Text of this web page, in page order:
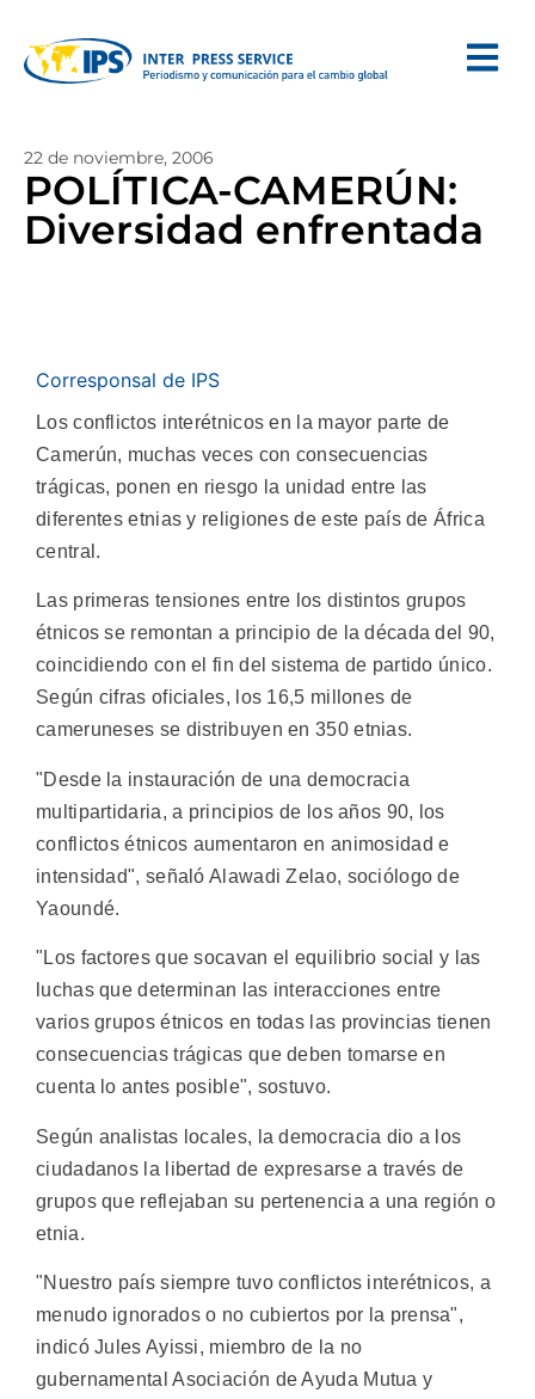
22 de noviembre, 2006
POLÍTICA-CAMERÚN:
Diversidad enfrentada
Corresponsal de IPS
Los conflictos interétnicos en la mayor parte de
Camerún, muchas veces con consecuencias
trágicas, ponen en riesgo la unidad entre las
diferentes etnias y religiones de este país de África
central.
Las primeras tensiones entre los distintos grupos
étnicos se remontan a principio de la década del 90,
coincidiendo con el fin del sistema de partido único.
Según cifras oficiales, los 16,5 millones de
cameruneses se distribuyen en 350 etnias.
"Desde la instauración de una democracia
multipartidaria, a principios de los años 90, los
conflictos étnicos aumentaron en animosidad e
intensidad", señaló Alawadi Zelao, sociólogo de
Yaoundé.
"Los factores que socavan el equilibrio social y las
luchas que determinan las interacciones entre
varios grupos étnicos en todas las provincias tienen
consecuencias trágicas que deben tomarse en
cuenta lo antes posible", sostuvo.
Según analistas locales, la democracia dio a los
ciudadanos la libertad de expresarse a través de
grupos que reflejaban su pertenencia a una región o
etnia.
"Nuestro país siempre tuvo conflictos interétnicos, a
menudo ignorados o no cubiertos por la prensa",
indicó Jules Ayissi, miembro de la no
gubernamental Asociación de Ayuda Mutua y